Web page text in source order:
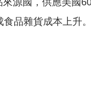
源國，供應美國
品雜貨成本上升。